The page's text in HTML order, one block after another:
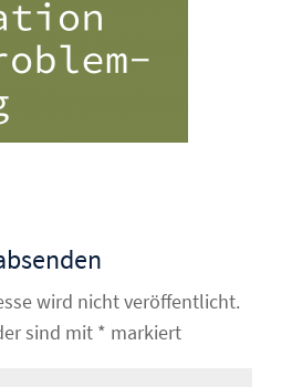
wird nicht veröffentlicht.
sind mit * markiert